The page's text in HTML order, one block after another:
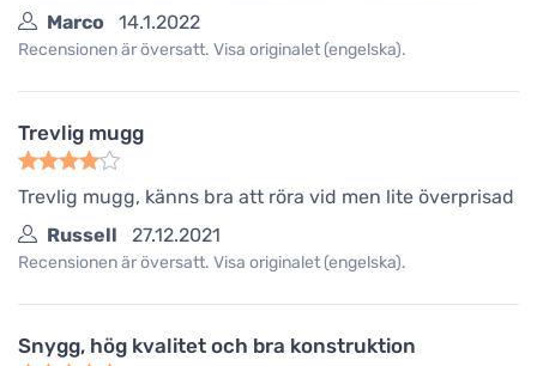
Marco
14.1.2022
Recensionen är översatt. Visa originalet (engelska).
Trevlig mugg
Trevlig mugg, känns bra att röra vid men lite överprisad
Russell
27.12.2021
Recensionen är översatt. Visa originalet (engelska).
Snygg, hög kvalitet och bra konstruktion